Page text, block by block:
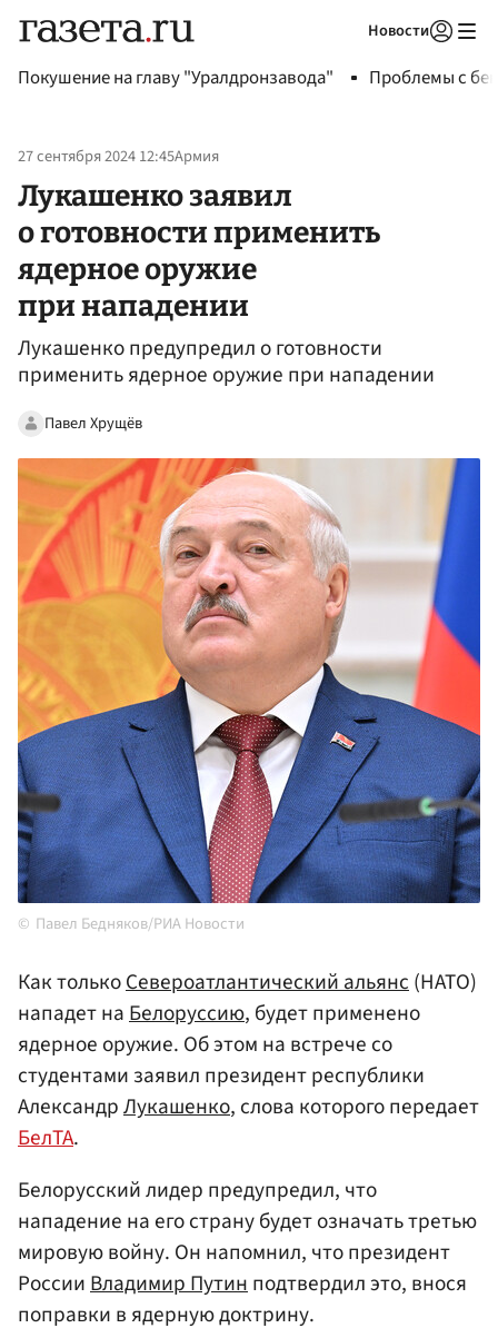
Новости
Покушение на главу "Уралдронзавода" Проблемы с
27 сентября 2024 12:45Армия
Лукашенко заявил
о готовности применить
ядерное оружие
при нападении
Лукашенко предупредил о готовности
применить ядерное оружие при нападении
Павел Хрущёв
Павел Бедняков/РИА Новости
Как толькоСевероатлантический альянс(НАТО)
нападет наБелоруссию, будет применено
ядерное оружие. Об этом на встрече со
студентами заявил президент республики
АлександрЛукашенко, слова которого передает
БелТА.
Белорусский лидер предупредил, что
нападение на его страну будет означать третью
мировую войну. Он напомнил, что президент
РоссииВладимир Путинподтвердил это, внося
поправки в ядерную доктрину.